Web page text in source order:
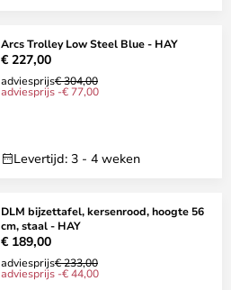
Arcs Trolley Low Steel Blue - HAY
€ 227,00
adviesprijs€ 304,00
adviesprijs -€ 77,00
Levertijd: 3 - 4 weken
DLM bijzettafel, kersenrood, hoogte 56
cm, staal - HAY
€ 189,00
adviesprijs€ 233,00
adviesprijs -€ 44,00